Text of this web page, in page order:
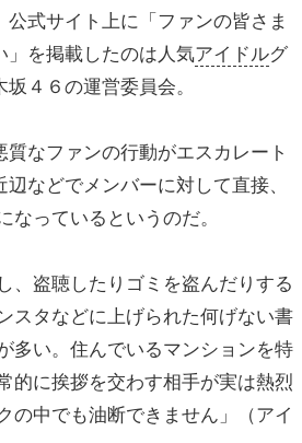
式サイト上に「ファンの皆さま
」を掲載したのは人気アイドルグ
坂４６の運営委員会。
なファンの行動がエスカレート
辺などでメンバーに対して直接、
っているというのだ。
、盗聴したりゴミを盗んだりする
スタなどに上げられた何げない書
多い。住んでいるマンションを特
的に挨拶を交わす相手が実は熱烈
の中でも油断できません」（アイ